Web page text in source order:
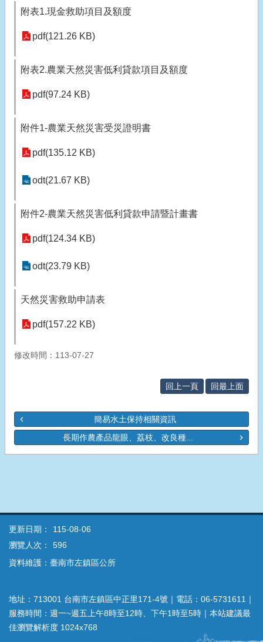
附表1.現金救助項目及額度
pdf(121.26 KB)
附表2.農業天然災害低利貸款項目及額度
pdf(97.24 KB)
附件1-農業天然災害受災證明書
pdf(135.12 KB)
odt(21.67 KB)
附件2-農業天然災害低利貸款申請暨計畫書
pdf(124.34 KB)
odt(23.79 KB)
天然災害救助申請表
pdf(157.22 KB)
修改時間：113-07-27
回上一頁 回最上面
簡易水土保持相關資訊
長期作農產品龍眼、荔枝、改良種...
更新日期：
115-08-06
瀏覽人次：
596
資料維護：臺南市左鎮區公所
地址：713001 台南市左鎮區中正里171-4號｜電話：06-5731611｜
服務時間：週一~週五上午8時至12時、下午1時至5時｜本站建議最
佳瀏覽解析度 1024x768